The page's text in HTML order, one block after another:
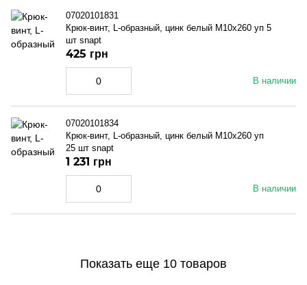
07020101831
Крюк-винт, L-образный, цинк белый M10x260 уп 5
шт snapt
В наличии
425 грн
07020101834
Крюк-винт, L-образный, цинк белый M10x260 уп
25 шт snapt
В наличии
1 231 грн
Показать еще 10 товаров